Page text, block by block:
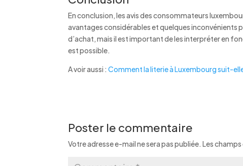
En conclusion, les avis des consommateurs
avantages considérables et quelques inconvénients
d’achat, mais il est important de les interpréter en
est possible.
A voir aussi :Comment la literie à Luxembourg suit-
Poster le commentaire
Votre adresse e-mail ne sera pas publiée. Les